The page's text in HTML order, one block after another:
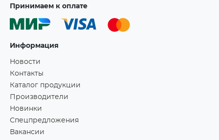
Принимаем к оплате
Информация
Новости
Контакты
Каталог продукции
Производители
Новинки
Спецпредложения
Вакансии